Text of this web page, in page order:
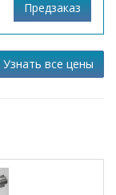
Узнать все цены